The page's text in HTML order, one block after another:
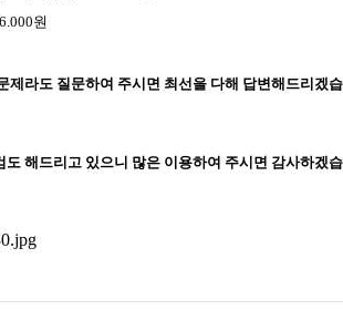
원
제라도 질문하여 주시면 최선을 다해 답변해드리겠
해드리고 있으니 많은 이용하여 주시면 감사하겠